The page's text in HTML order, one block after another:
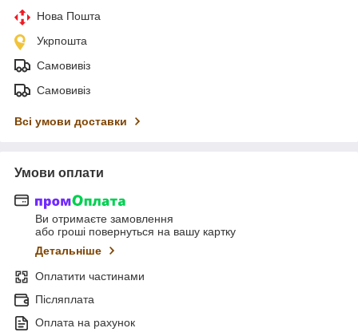
Нова Пошта
Укрпошта
Самовивіз
Самовивіз
Всі умови доставки
Умови оплати
Ви отримаєте замовлення
або гроші повернуться на вашу картку
Детальніше
Оплатити частинами
Післяплата
Оплата на рахунок